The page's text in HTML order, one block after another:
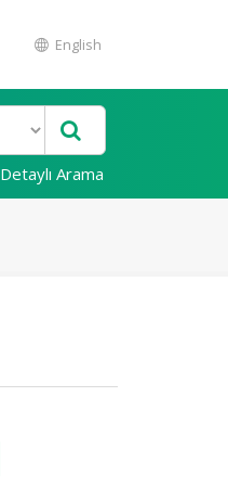
English
Detaylı Arama